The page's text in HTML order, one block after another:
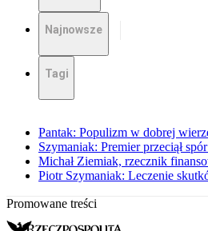
Najnowsze
Tagi
Pantak: Populizm w dobrej
Szymaniak: Premier przeciął
Michał Ziemiak, rzecznik
Piotr Szymaniak: Leczenie
Promowane treści